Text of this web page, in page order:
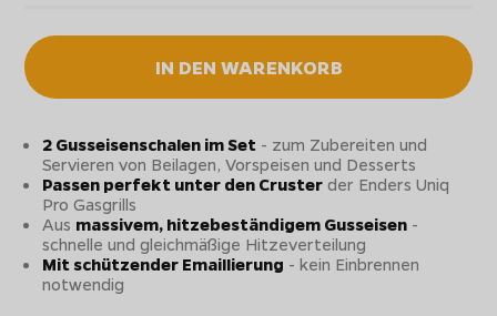
IN DEN WARENKORB
2 Gusseisenschalen im Set - zum Zubereiten und
Servieren von Beilagen, Vorspeisen und Desserts
Passen perfekt unter den Cruster der Enders Uniq
Pro Gasgrills
Aus massivem, hitzebeständigem Gusseisen -
schnelle und gleichmäßige Hitzeverteilung
Mit schützender Emaillierung - kein Einbrennen
notwendig